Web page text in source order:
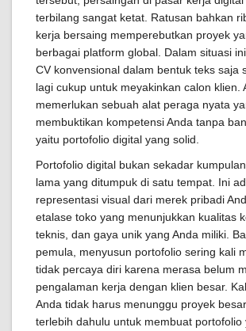
terbilang sangat ketat. Ratusan bahkan
kerja bersaing memperebutkan proyek
berbagai platform global. Dalam situasi
CV konvensional dalam bentuk teks saja
lagi cukup untuk meyakinkan calon klien.
memerlukan sebuah alat peraga nyata
membuktikan kompetensi Anda tanpa
yaitu portofolio digital yang solid.
Portofolio digital bukan sekadar
lama yang ditumpuk di satu tempat. Ini
representasi visual dari merek pribadi
etalase toko yang menunjukkan kualitas
teknis, dan gaya unik yang Anda miliki.
pemula, menyusun portofolio sering kali
tidak percaya diri karena merasa belum
pengalaman kerja dengan klien besar.
Anda tidak harus menunggu proyek
terlebih dahulu untuk membuat portofolio